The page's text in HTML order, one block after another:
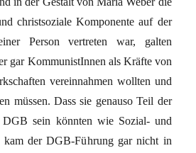
christsoziale Komponente auf der
Person vertreten war, galten
gar KommunistInnen als Kräfte von
vereinnahmen wollten und
müssen. Dass sie genauso Teil der
DGB sein könnten wie Sozial- und
kam der DGB-Führung gar nicht in